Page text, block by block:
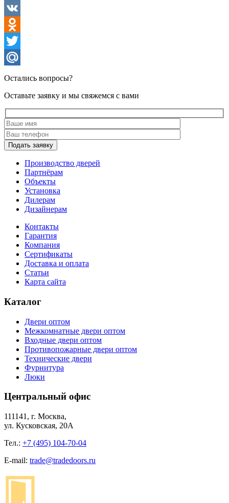
Facebook
VK
Odnoklassniki
Twitter
Mail.Ru
Остались вопросы?
Оставьте заявку и мы свяжемся с вами
Подать заявку
Производство дверей
Партнёрам
Объекты
Установка
Дилерам
Дизайнерам
Контакты
Гарантия
Компания
Сертификаты
Доставка и оплата
Статьи
Карта сайта
Каталог
Двери оптом
Межкомнатные двери оптом
Входные двери оптом
Противопожарные двери оптом
Технические двери
Фурнитура
Люки
Центральный офис
111141, г. Москва,
ул. Кусковская, 20А
Тел.: +7 (495) 104-70-04
E-mail: trade@tradedoors.ru